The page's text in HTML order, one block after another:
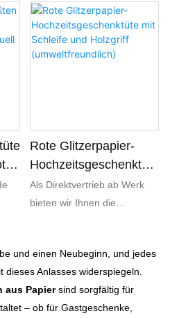
Rote Glitzerpapier-
Hochzeitsgeschenktüte
Mit Schleife Und
Holzgriff
Als Direktvertrieb ab Werk
bieten wir Ihnen die
individuell an Ihr
Hochzeitsthema oder Ihr
Corporate Branding
anzupassen.
und einen Neubeginn, und jedes
dieses Anlasses widerspiegeln.
aus Papiersind sorgfältig für
– ob für Gastgeschenke,